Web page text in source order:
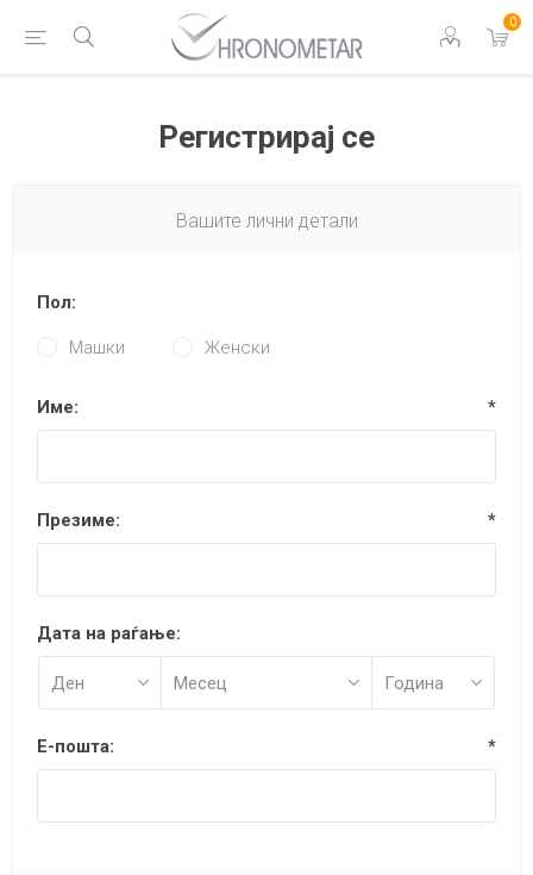
0
Регистрирај се
Вашите лични детали
Пол:
Машки Женски
Име: *
Презиме: *
Дата на раѓање:
Е-пошта: *